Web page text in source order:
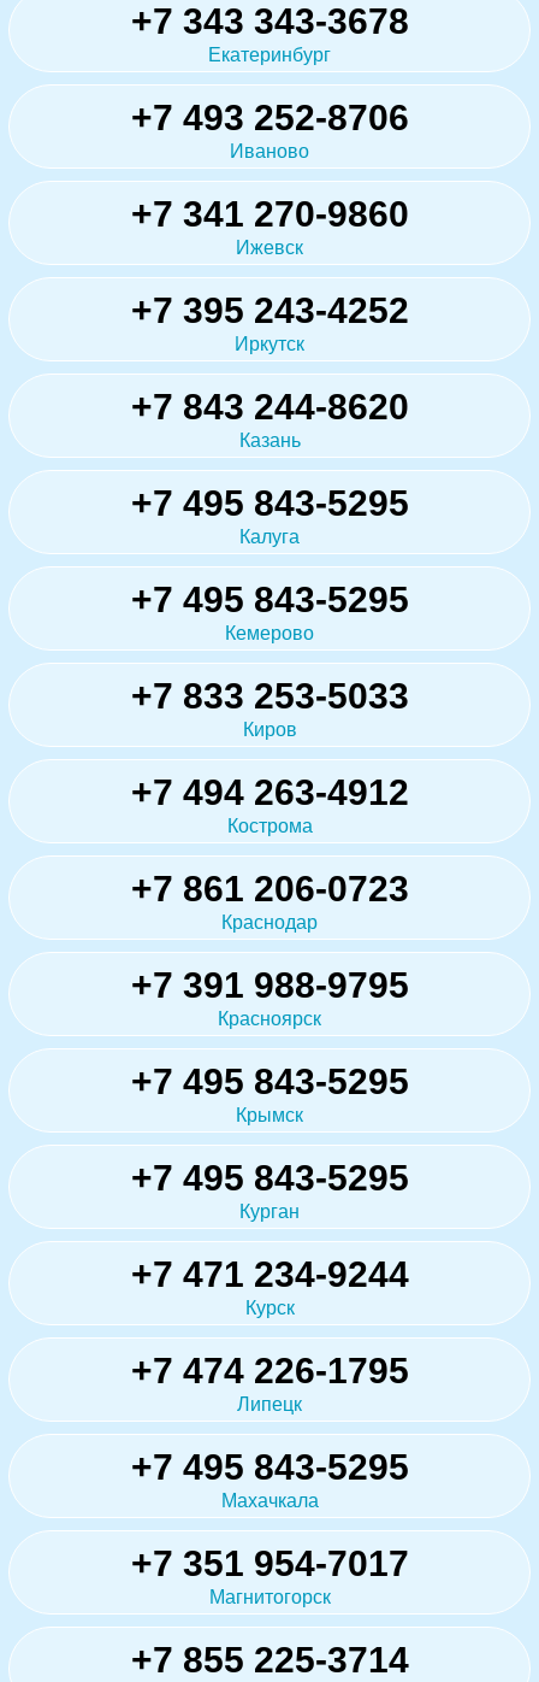
+7 343 343-3678
Екатеринбург
+7 493 252-8706
Иваново
+7 341 270-9860
Ижевск
+7 395 243-4252
Иркутск
+7 843 244-8620
Казань
+7 495 843-5295
Калуга
+7 495 843-5295
Кемерово
+7 833 253-5033
Киров
+7 494 263-4912
Кострома
+7 861 206-0723
Краснодар
+7 391 988-9795
Красноярск
+7 495 843-5295
Крымск
+7 495 843-5295
Курган
+7 471 234-9244
Курск
+7 474 226-1795
Липецк
+7 495 843-5295
Махачкала
+7 351 954-7017
Магнитогорск
+7 855 225-3714